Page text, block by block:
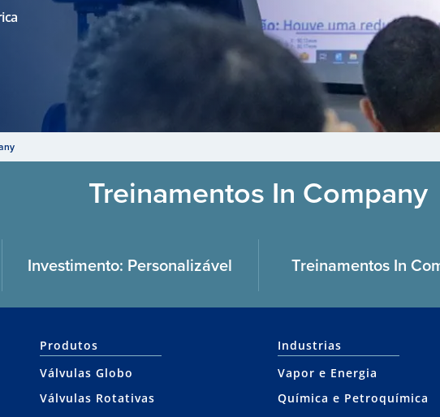
Treinamentos In Company
Investimento: Personalizável Treinamentos In
Produtos
Válvulas Globo
Válvulas Rotativas
Industrias
Vapor e Energia
Química e Petroquímica